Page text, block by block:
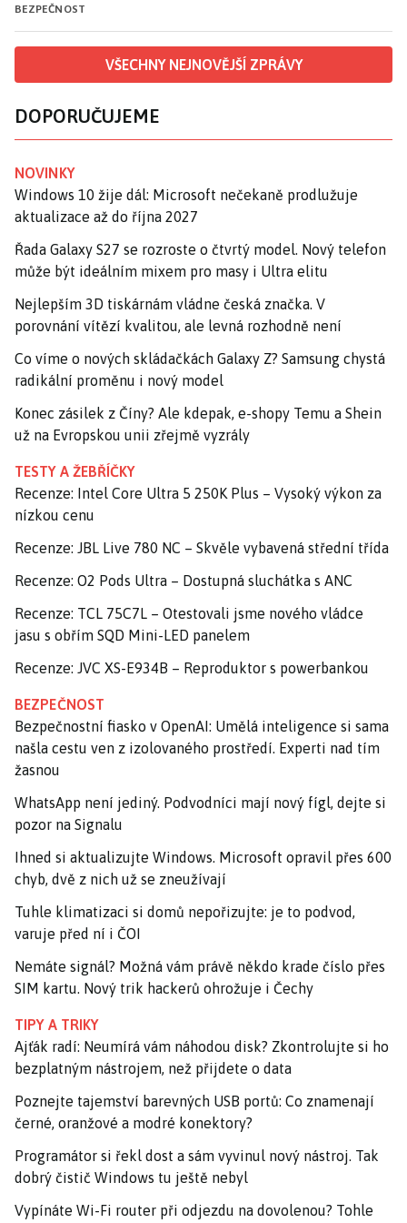
BEZPEČNOST
VŠECHNY NEJNOVĚJŠÍ ZPRÁVY
DOPORUČUJEME
NOVINKY
Windows 10 žije dál: Microsoft nečekaně prodlužuje
aktualizace až do října 2027
Řada Galaxy S27 se rozroste o čtvrtý model. Nový telefon
může být ideálním mixem pro masy i Ultra elitu
Nejlepším 3D tiskárnám vládne česká značka. V
porovnání vítězí kvalitou, ale levná rozhodně není
Co víme o nových skládačkách Galaxy Z? Samsung chystá
radikální proměnu i nový model
Konec zásilek z Číny? Ale kdepak, e-shopy Temu a Shein
už na Evropskou unii zřejmě vyzrály
TESTY A ŽEBŘÍČKY
Recenze: Intel Core Ultra 5 250K Plus – Vysoký výkon za
nízkou cenu
Recenze: JBL Live 780 NC – Skvěle vybavená střední třída
Recenze: O2 Pods Ultra – Dostupná sluchátka s ANC
Recenze: TCL 75C7L – Otestovali jsme nového vládce
jasu s obřím SQD Mini-LED panelem
Recenze: JVC XS-E934B – Reproduktor s powerbankou
BEZPEČNOST
Bezpečnostní fiasko v OpenAI: Umělá inteligence si sama
našla cestu ven z izolovaného prostředí. Experti nad tím
žasnou
WhatsApp není jediný. Podvodníci mají nový fígl, dejte si
pozor na Signalu
Ihned si aktualizujte Windows. Microsoft opravil přes 600
chyb, dvě z nich už se zneužívají
Tuhle klimatizaci si domů nepořizujte: je to podvod,
varuje před ní i ČOI
Nemáte signál? Možná vám právě někdo krade číslo přes
SIM kartu. Nový trik hackerů ohrožuje i Čechy
TIPY A TRIKY
Ajťák radí: Neumírá vám náhodou disk? Zkontrolujte si ho
bezplatným nástrojem, než přijdete o data
Poznejte tajemství barevných USB portů: Co znamenají
černé, oranžové a modré konektory?
Programátor si řekl dost a sám vyvinul nový nástroj. Tak
dobrý čistič Windows tu ještě nebyl
Vypínáte Wi-Fi router při odjezdu na dovolenou? Tohle